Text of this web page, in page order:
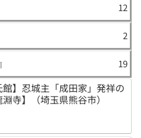
12
2
19
館】忍城主「成田家」発祥の
寺】（埼玉県熊谷市）